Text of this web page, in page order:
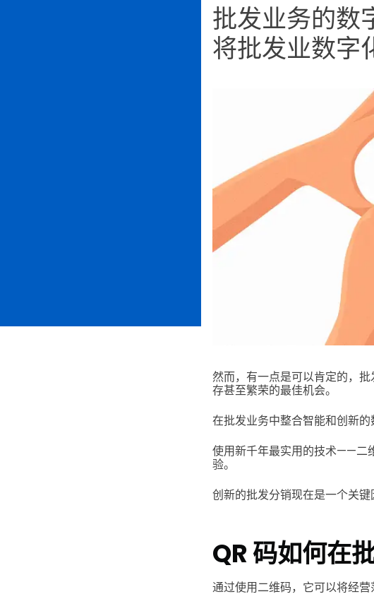
批发业务的数
将批发业数字
然而，有一点是可以肯定的，
存甚至繁荣的最佳机会。
在批发业务中整合智能和创新
使用新千年最实用的技术——二
验。
创新的批发分销现在是一个关键
QR 码如何在
通过使用二维码，它可以将经